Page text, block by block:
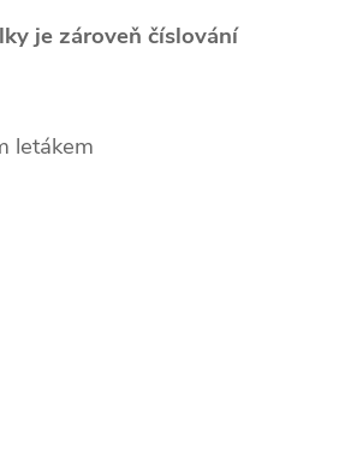
je zároveň číslování
letákem